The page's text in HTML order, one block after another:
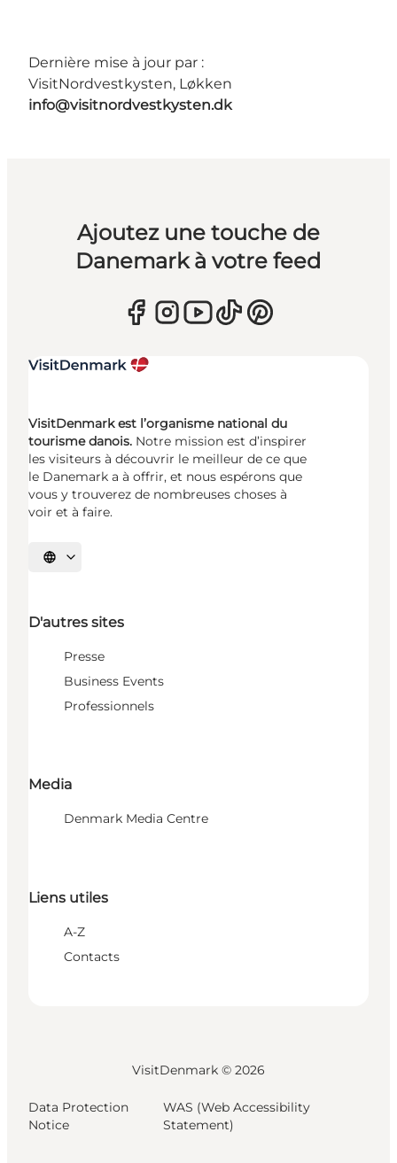
Dernière mise à jour par :
VisitNordvestkysten, Løkken
info@visitnordvestkysten.dk
Ajoutez une touche de
Danemark à votre feed
VisitDenmark est l’organisme national du
tourisme danois. Notre mission est d’inspirer
les visiteurs à découvrir le meilleur de ce que
le Danemark a à offrir, et nous espérons que
vous y trouverez de nombreuses choses à
voir et à faire.
Choisissez la langue
D'autres sites
Presse
Business Events
Professionnels
Media
Denmark Media Centre
Liens utiles
A-Z
Contacts
VisitDenmark © 2026
Data Protection
Notice
WAS (Web Accessibility
Statement)